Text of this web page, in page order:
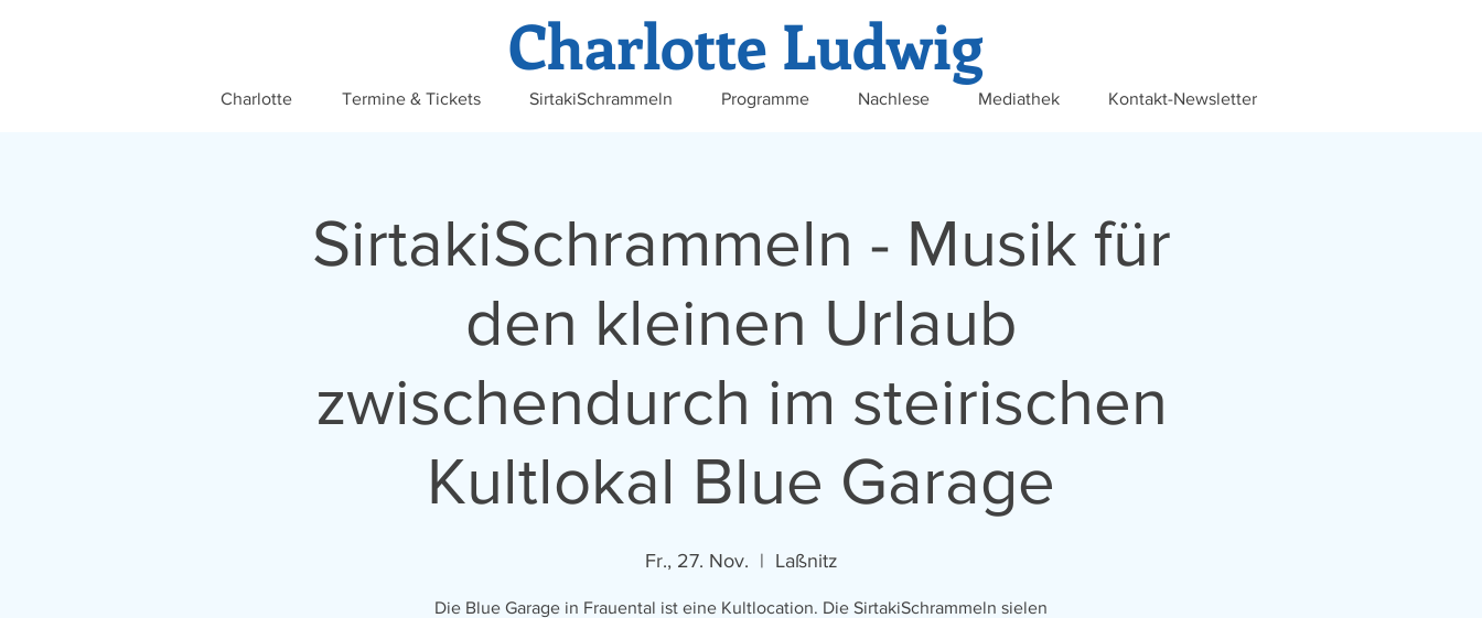
Charlotte Ludwig
Charlotte Termine & Tickets SirtakiSchrammeln Programme Nachlese Mediathek Kontakt-Newsletter
SirtakiSchrammeln - Musik für
den kleinen Urlaub
zwischendurch im steirischen
Kultlokal Blue Garage
Fr., 27. Nov.
  |
Laßnitz
Die Blue Garage in Frauental ist eine Kultlocation. Die SirtakiSchrammeln sielen